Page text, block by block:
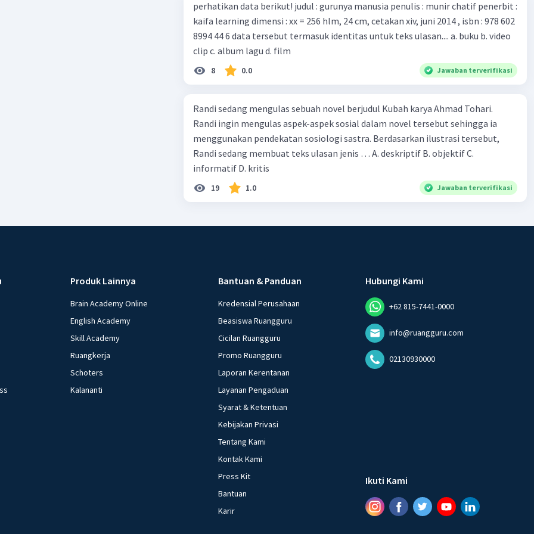
perhatikan data berikut! judul : gurunya manusia penulis : munir chatif penerbit :
kaifa learning dimensi : xx = 256 hlm, 24 cm, cetakan xiv, juni 2014 , isbn : 978 602
8994 44 6 data tersebut termasuk identitas untuk teks ulasan.... a. buku b. video
clip c. album lagu d. film
8 0.0 Jawaban terverifikasi
Randi sedang mengulas sebuah novel berjudul Kubah karya Ahmad Tohari.
Randi ingin mengulas aspek-aspek sosial dalam novel tersebut sehingga ia
menggunakan pendekatan sosiologi sastra. Berdasarkan ilustrasi tersebut,
Randi sedang membuat teks ulasan jenis … A. deskriptif B. objektif C.
informatif D. kritis
19 1.0 Jawaban terverifikasi
Produk Lainnya
Brain Academy Online
English Academy
Skill Academy
Ruangkerja
Schoters
Kalananti
Bantuan & Panduan
Kredensial Perusahaan
Beasiswa Ruangguru
Cicilan Ruangguru
Promo Ruangguru
Laporan Kerentanan
Layanan Pengaduan
Syarat & Ketentuan
Kebijakan Privasi
Tentang Kami
Kontak Kami
Press Kit
Bantuan
Karir
Hubungi Kami
+62 815-7441-0000
info@ruangguru.com
02130930000
Ikuti Kami